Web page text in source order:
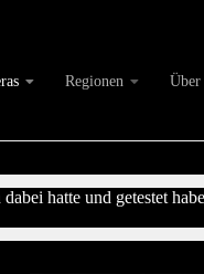
Regionen Über
hatte und getestet